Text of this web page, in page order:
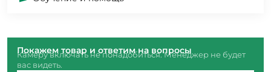
Покажем товар и ответим на вопросы
Камеру включать не понадобиться. Менеджер не будет
вас видеть.